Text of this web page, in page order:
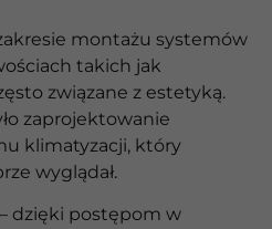
montażu systemów
takich jak
związane z estetyką.
zaprojektowanie
klimatyzacji, który
wyglądał.
dzięki postępom w